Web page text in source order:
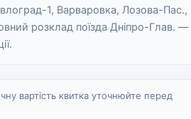
1, Варваровка, Лозова-Пас.,
розклад поїзда Дніпро-Глав. —
вартість квитка уточнюйте перед